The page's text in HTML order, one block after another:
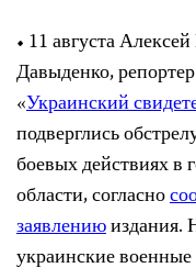
• 11 августа
Давыденко,
«Украинский
подверглись
боевых действиях в
области, согласно
заявлениюиздания.
украинские